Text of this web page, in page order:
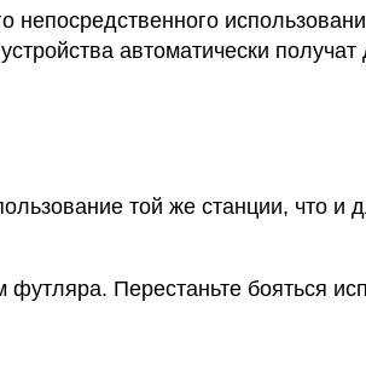
автоматически получат
той же станции, что и
Перестаньте бояться